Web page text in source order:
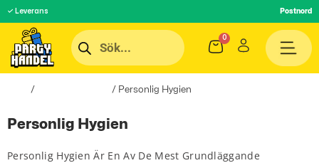
/ / Personlig Hygien
Personlig Hygien
Personlig Hygien Är En Av De Mest Grundläggande